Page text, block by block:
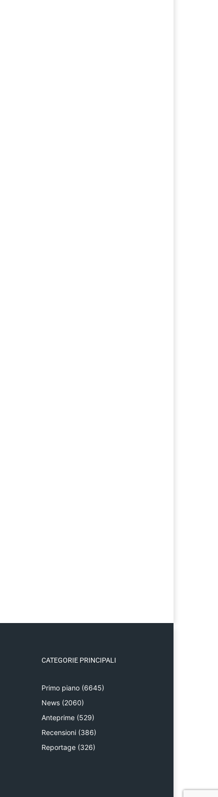
CATEGORIE PRINCIPALI
Primo piano (6645)
News (2060)
Anteprime (529)
Recensioni (386)
Reportage (326)